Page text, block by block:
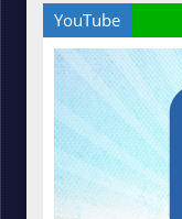
YouTube